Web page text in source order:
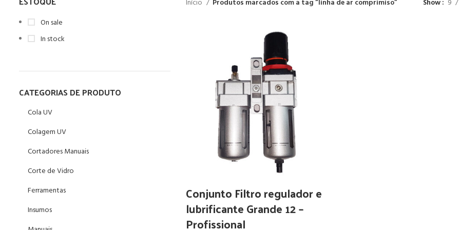
On sale
In stock
CATEGORIAS DE PRODUTO
Cola UV
Colagem UV
Cortadores Manuais
Corte de Vidro
Ferramentas
Insumos
Início Produtos marcados com a tag “linha de ar comprimiso” Show 9
Conjunto Filtro regulador e
lubrificante Grande 12 –
Profissional